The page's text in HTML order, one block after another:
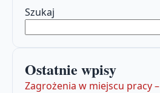
Szukaj
Ostatnie wpisy
Zagrożenia w miejscu pracy –